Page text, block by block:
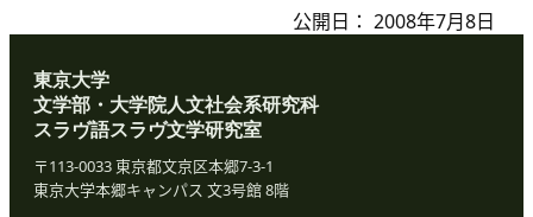
公開日： 2008年7月8日
東京大学
文学部・大学院人文社会系研究科
スラヴ語スラヴ文学研究室
〒113-0033 東京都文京区本郷7-3-1
東京大学本郷キャンパス 文3号館 8階